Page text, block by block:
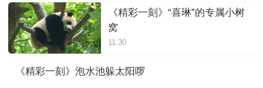
《精彩一刻》“喜琳”的专属小树
窝
11:30
《精彩一刻》泡水池躲太阳啰